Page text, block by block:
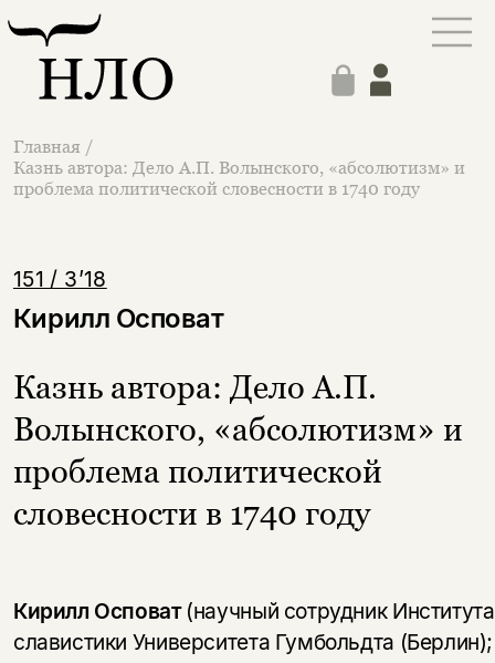
Главная /
Казнь автора: Дело А.П. Волынского, «абсолютизм» и
проблема политической словесности в 1740 году
151 / 3’18
Кирилл Осповат
Казнь автора: Дело А.П.
Волынского, «абсолютизм» и
проблема политической
словесности в 1740 году
Кирилл Осповат(научный сотрудник Института
славистики Университета Гумбольдта (Берлин);